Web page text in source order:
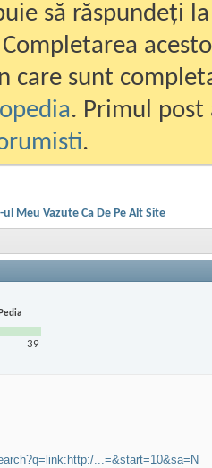
să răspundeți
care sunt
. Primul
.
Meu Vazute Ca De Pe Alt Site
39
...=&start=10&sa=N